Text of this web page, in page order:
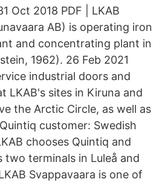
Oct 2018 PDF | LKAB
AB) is operating iron
and concentrating plant in
1962). 26 Feb 2021
industrial doors and
LKAB's sites in Kiruna and
the Arctic Circle, as well as
customer: Swedish
chooses Quintiq and
two terminals in Luleå and
Svappavaara is one of